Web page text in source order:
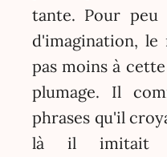
tante. Pour
d'imagination, le
pas moins à
plumage. Il
phrases qu'il
là il imitait